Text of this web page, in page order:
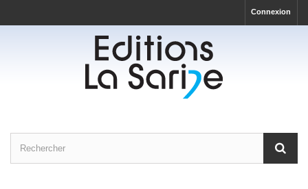
Connexion